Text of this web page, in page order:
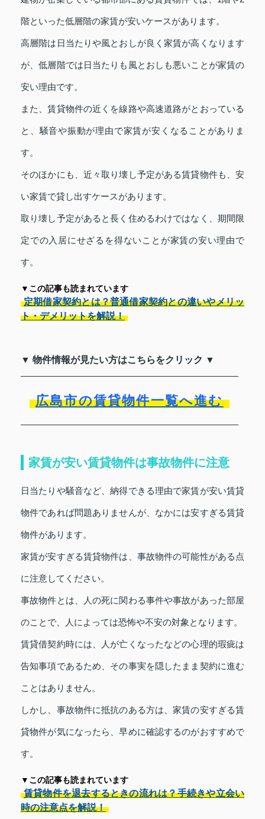
階といった低層階の家賃が安いケースがあります。
高層階は日当たりや風とおしが良く家賃が高くなります
が、低層階では日当たりも風とおしも悪いことが家賃の
安い理由です。
また、賃貸物件の近くを線路や高速道路がとおっている
と、騒音や振動が理由で家賃が安くなることがありま
す。
そのほかにも、近々取り壊し予定がある賃貸物件も、安
い家賃で貸し出すケースがあります。
取り壊し予定があると長く住めるわけではなく、期間限
定での入居にせざるを得ないことが家賃の安い理由で
す。
▼この記事も読まれています
定期借家契約とは？普通借家契約との違いやメリッ
ト・デメリットを解説！
▼ 物件情報が見たい方はこちらをクリック ▼
広島市の賃貸物件一覧へ進む
家賃が安い賃貸物件は事故物件に注意
日当たりや騒音など、納得できる理由で家賃が安い賃貸
物件であれば問題ありませんが、なかには安すぎる賃貸
物件があります。
家賃が安すぎる賃貸物件は、事故物件の可能性がある点
に注意してください。
事故物件とは、人の死に関わる事件や事故があった部屋
のことで、人によっては恐怖や不安の対象となります。
賃貸借契約時には、人が亡くなったなどの心理的瑕疵は
告知事項であるため、その事実を隠したまま契約に進む
ことはありません。
しかし、事故物件に抵抗のある方は、家賃の安すぎる賃
貸物件が気になったら、早めに確認するのがおすすめで
す。
▼この記事も読まれています
賃貸物件を退去するときの流れは？手続きや立会い
時の注意点を解説！